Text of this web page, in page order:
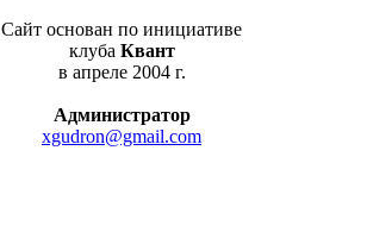
Сайт основан по инициативе
клуба Квант
в апреле 2004 г.
Администратор
xgudron@gmail.com